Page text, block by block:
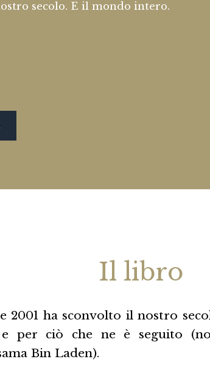
secolo. E il mondo intero.
Il libro
2001 ha sconvolto il nostro
per ciò che ne è seguito
Bin Laden).